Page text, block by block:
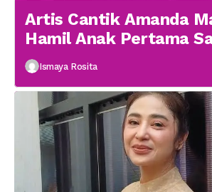
Artis Cantik Amanda
Hamil Anak Pertama
menikah
Ismaya Rosita